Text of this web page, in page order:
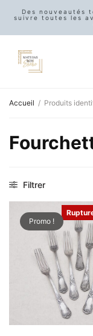
Des nouveautés
suivre toutes les
Accueil / Produits
Filtrer
Promo !